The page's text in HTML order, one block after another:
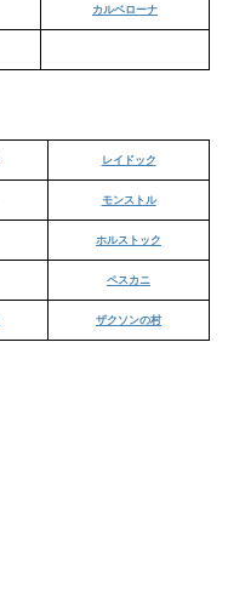
カルベローナ
レイドック
モンストル
ホルストック
ペスカニ
ザクソンの村